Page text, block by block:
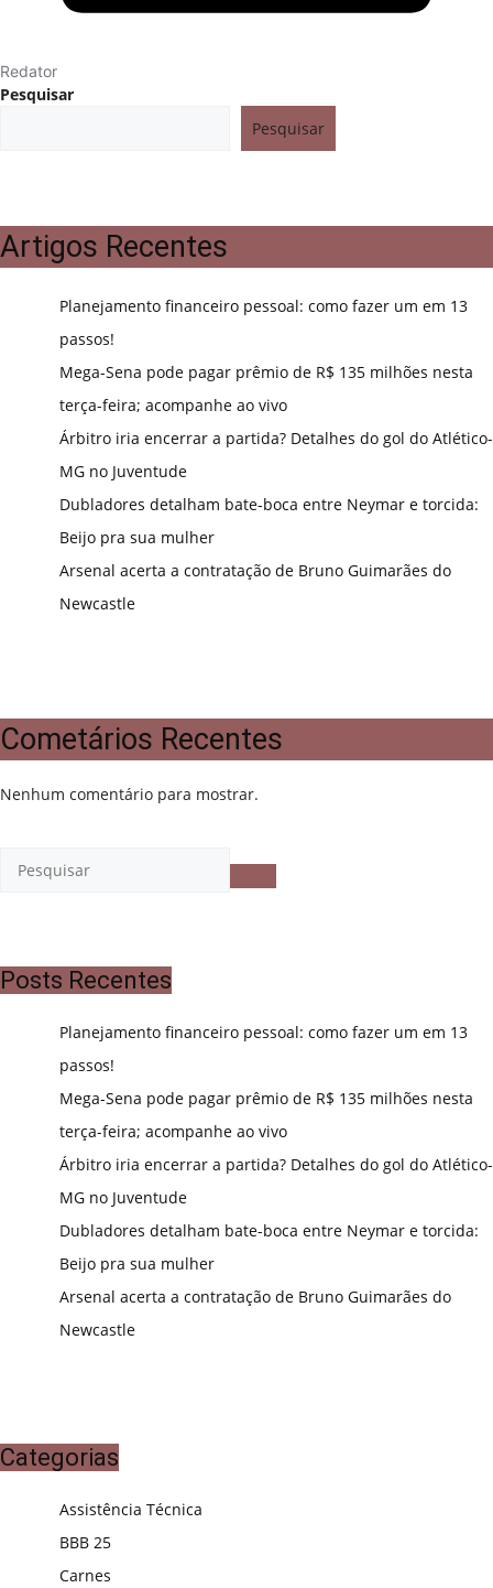
Redator
Pesquisar
Pesquisar
Artigos Recentes
Planejamento financeiro pessoal: como fazer um em 13
passos!
Mega-Sena pode pagar prêmio de R$ 135 milhões nesta
terça-feira; acompanhe ao vivo
Árbitro iria encerrar a partida? Detalhes do gol do Atlético-
MG no Juventude
Dubladores detalham bate-boca entre Neymar e torcida:
Beijo pra sua mulher
Arsenal acerta a contratação de Bruno Guimarães do
Newcastle
Cometários Recentes
Nenhum comentário para mostrar.
Posts Recentes
Planejamento financeiro pessoal: como fazer um em 13
passos!
Mega-Sena pode pagar prêmio de R$ 135 milhões nesta
terça-feira; acompanhe ao vivo
Árbitro iria encerrar a partida? Detalhes do gol do Atlético-
MG no Juventude
Dubladores detalham bate-boca entre Neymar e torcida:
Beijo pra sua mulher
Arsenal acerta a contratação de Bruno Guimarães do
Newcastle
Categorias
Assistência Técnica
BBB 25
Carnes